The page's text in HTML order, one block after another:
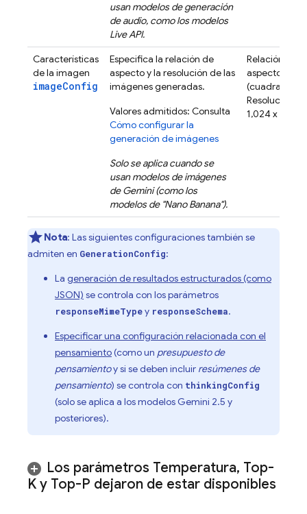
usan modelos de generación
de audio, como los modelos
Live API.
Características
de la imagen
imageConfig
Especifica la relación de
aspecto y la resolución de las
imágenes generadas.
Valores admitidos: Consulta
Cómo configurar la
generación de imágenes
Solo se aplica cuando se
usan modelos de imágenes
deGemini(como los
modelos de "Nano Banana").
Relación de
aspecto 1:1
(cuadrada)
Resolución de
1,024 x 1,024
Nota: Las siguientes configuraciones también se
admiten en GenerationConfig:
La generación de resultados estructurados (como
JSON) se controla con los parámetros
responseMimeTypey responseSchema.
Especificar una configuración relacionada con el
pensamiento(como un presupuesto de
pensamientoy si se deben incluir resúmenes de
pensamiento) se controla con thinkingConfig
(solo se aplica a los modelos Gemini 2.5 y
posteriores).
Los parámetros Temperatura, Top-
K y Top-P dejaron de estar disponibles